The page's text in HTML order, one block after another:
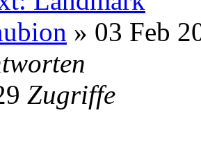
» 03 Feb
Zugriffe